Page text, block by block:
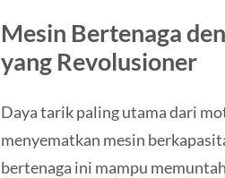
Mesin Bertenaga
yang Revolusioner
Daya tarik paling utama dari
menyematkan mesin
bertenaga ini mampu